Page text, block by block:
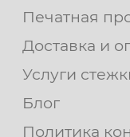
Печатная
Доставка и
Услуги
Блог
Политика